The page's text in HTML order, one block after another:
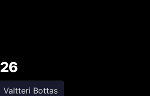
Valtteri Bottas